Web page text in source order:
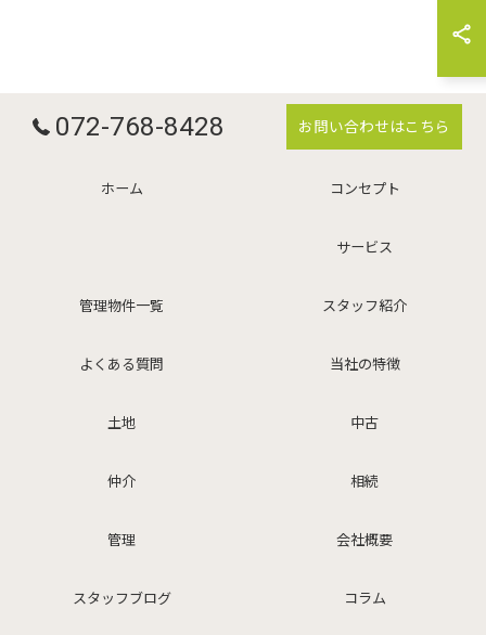
072-768-8428 お問い合わせはこちら
ホーム コンセプト
サービス
管理物件一覧 スタッフ紹介
よくある質問 当社の特徴
土地 中古
仲介 相続
管理 会社概要
スタッフブログ コラム